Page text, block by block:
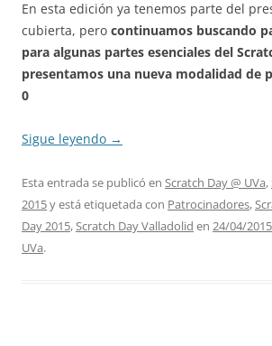
En esta edición ya tenemos parte del
cubierta, pero continuamos buscando
para algunas partes esenciales del
presentamos una nueva modalidad de
0
Sigue leyendo →
Esta entrada se publicó en Scratch Day @ UVa,
2015y está etiquetada con Patrocinadores,
Day 2015,Scratch Day Valladolid en 24/04/2015
UVa.